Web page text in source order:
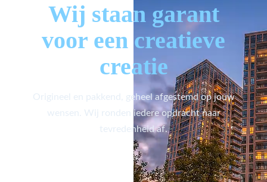
Wij staan garant
voor een creatieve
creatie
Origineel en pakkend, geheel afgestemd op jouw
wensen. Wij ronden iedere opdracht naar
tevredenheid af.